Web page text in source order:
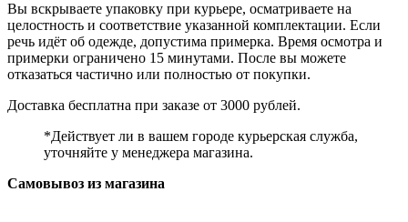
Вы вскрываете упаковку при курьере, осматриваете на
целостность и соответствие указанной комплектации. Если
речь идёт об одежде, допустима примерка. Время осмотра и
примерки ограничено 15 минутами. После вы можете
отказаться частично или полностью от покупки.
Доставка бесплатна при заказе от 3000 рублей.
*Действует ли в вашем городе курьерская служба,
уточняйте у менеджера магазина.
Самовывоз из магазина